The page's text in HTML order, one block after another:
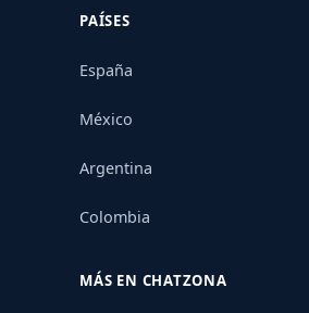
PAÍSES
España
México
Argentina
Colombia
MÁS EN CHATZONA